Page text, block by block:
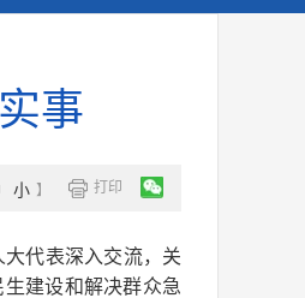
事
打印
小 】
代表深入交流，关
建设和解决群众急